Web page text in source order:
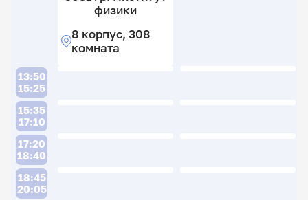
физики
8 корпус, 308
комната
13:50
15:25
15:35
17:10
17:20
18:40
18:45
20:05